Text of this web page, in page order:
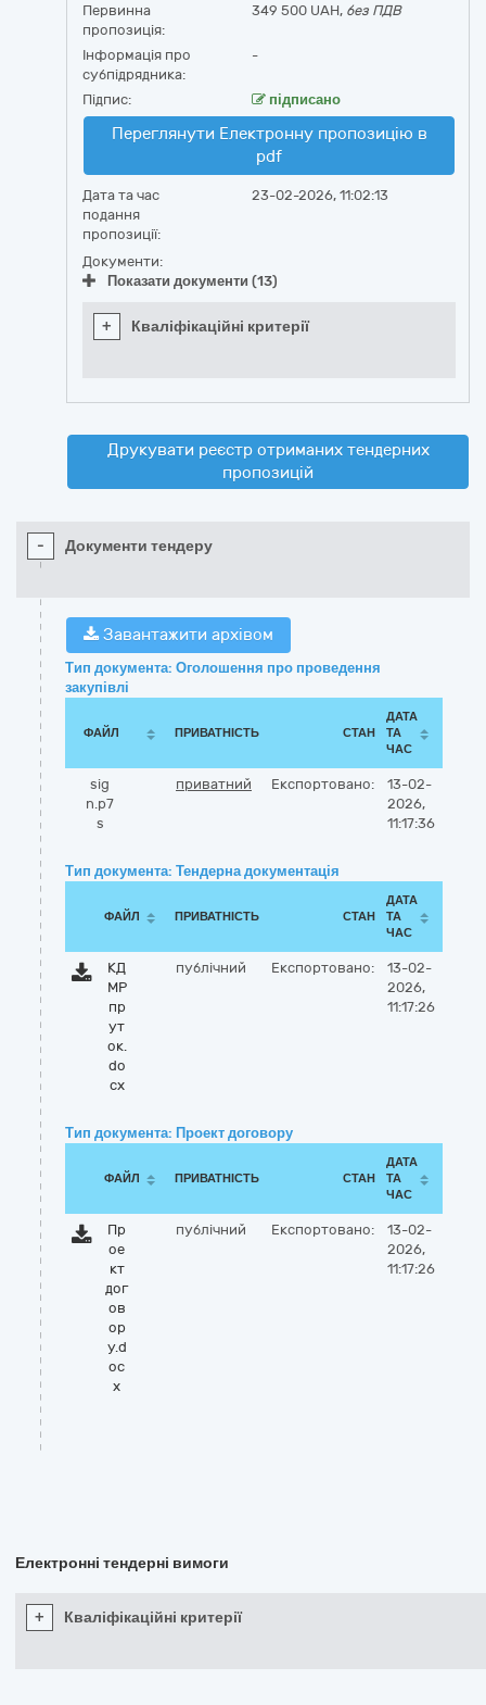
Первинна
пропозиція:
349 500 UAH, без ПДВ
Інформація про
субпідрядника:
-
Підпис: підписано
Переглянути Електронну пропозицію в
pdf
Дата та час
подання
пропозиції:
23-02-2026, 11:02:13
Документи:
Показати документи (13)
+ Кваліфікаційні критерії
Друкувати реєстр отриманих тендерних
пропозицій
- Документи тендеру
Завантажити архівом
Тип документа: Оголошення про проведення
закупівлі
ФАЙЛ ПРИВАТНІСТЬ СТАН
ДАТА
ТА
ЧАС
sig
n.p7
s
приватний Експортовано:
13-02-
2026,
11:17:36
Тип документа: Тендерна документація
ФАЙЛ ПРИВАТНІСТЬ СТАН
ДАТА
ТА
ЧАС
КД
МР
пр
ут
ок.
do
cx
публічний Експортовано:
13-02-
2026,
11:17:26
Тип документа: Проект договору
ФАЙЛ ПРИВАТНІСТЬ СТАН
ДАТА
ТА
ЧАС
Пр
ое
кт
дог
ов
ор
у.d
oc
x
публічний Експортовано:
13-02-
2026,
11:17:26
Електронні тендерні вимоги
+ Кваліфікаційні критерії